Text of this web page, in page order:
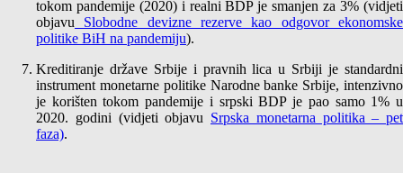
tokom pandemije (2020) i realni BDP je smanjen za 3% (vidjeti
objavu Slobodne devizne rezerve kao odgovor ekonomske
politike BiH na pandemiju).
Kreditiranje države Srbije i pravnih lica u Srbiji je standardni
instrument monetarne politike Narodne banke Srbije, intenzivno
je korišten tokom pandemije i srpski BDP je pao samo 1% u
2020. godini (vidjeti objavu Srpska monetarna politika – pet
faza).